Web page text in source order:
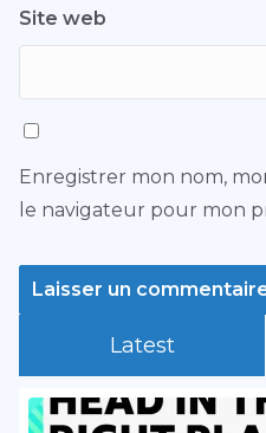
Site web
Enregistrer mon nom,
le navigateur pour mon
Latest